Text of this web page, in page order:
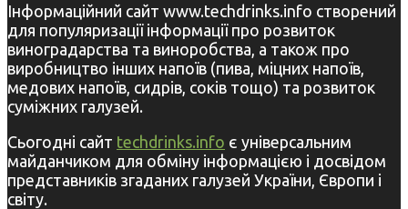
Інформаційний сайт www.techdrinks.info створений
для популяризації інформації про розвиток
виноградарства та виноробства, а також про
виробництво інших напоїв (пива, міцних напоїв,
медових напоїв, сидрів, соків тощо) та розвиток
суміжних галузей.
Сьогодні сайт techdrinks.info є універсальним
майданчиком для обміну інформацією і досвідом
представників згаданих галузей України, Європи і
світу.